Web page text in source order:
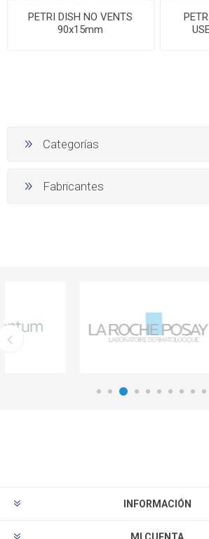
PETRI DISH NO VENTS
90x15mm
Categorías
Fabricantes
INFORMACIÓN